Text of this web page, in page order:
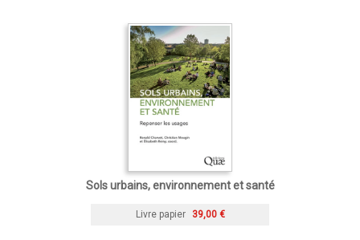
Sols urbains, environnement et santé
Livre papier 39,00 €